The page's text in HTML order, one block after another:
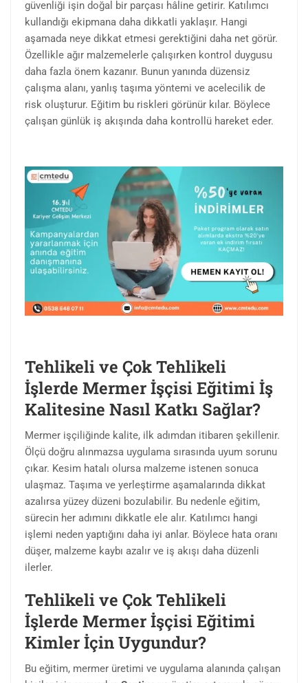
güvenliği işin doğal bir parçası hâline getirir. Katılımcı
kullandığı ekipmana daha dikkatli yaklaşır. Hangi
aşamada neye dikkat etmesi gerektiğini daha net görür.
Özellikle ağır malzemelerle çalışırken kontrol duygusu
daha fazla önem kazanır. Bunun yanında düzensiz
çalışma alanı, yanlış taşıma yöntemi ve acelecilik de
risk oluşturur. Eğitim bu riskleri görünür kılar. Böylece
çalışan günlük iş akışında daha kontrollü hareket eder.
Tehlikeli ve Çok Tehlikeli
İşlerde Mermer İşçisi Eğitimi İş
Kalitesine Nasıl Katkı Sağlar?
Mermer işçiliğinde kalite, ilk adımdan itibaren şekillenir.
Ölçü doğru alınmazsa uygulama sırasında uyum sorunu
çıkar. Kesim hatalı olursa malzeme istenen sonuca
ulaşmaz. Taşıma ve yerleştirme aşamalarında dikkat
azalırsa yüzey düzeni bozulabilir. Bu nedenle eğitim,
sürecin her adımını dikkatle ele alır. Katılımcı hangi
işlemi neden yaptığını daha iyi anlar. Böylece hata oranı
düşer, malzeme kaybı azalır ve iş akışı daha düzenli
ilerler.
Tehlikeli ve Çok Tehlikeli
İşlerde Mermer İşçisi Eğitimi
Kimler İçin Uygundur?
Bu eğitim, mermer üretimi ve uygulama alanında çalışan